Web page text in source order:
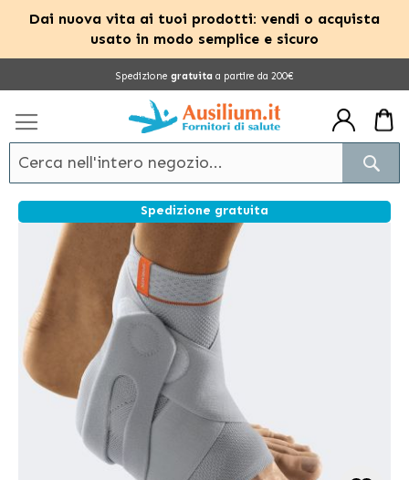
Dai nuova vita ai tuoi prodotti: vendi o acquista
usato in modo semplice e sicuro
Spedizione gratuita a partire da 200€
Spedizione gratuita
della
galleria
di
immagini